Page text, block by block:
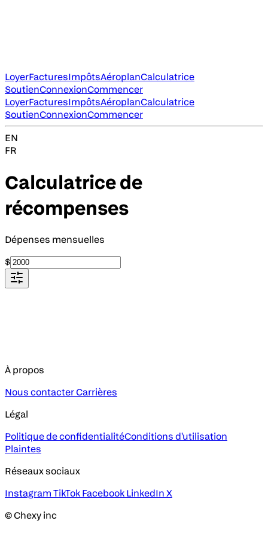
LoyerFacturesImpôtsAéroplanCalculatrice
SoutienConnexionCommencer
LoyerFacturesImpôtsAéroplanCalculatrice
SoutienConnexionCommencer
EN
FR
Calculatrice de
récompenses
Dépenses mensuelles
$
À propos
Nous contacterCarrières
Légal
Politique de confidentialitéConditions d'utilisation
Plaintes
Réseaux sociaux
InstagramTikTokFacebookLinkedInX
© Chexy inc